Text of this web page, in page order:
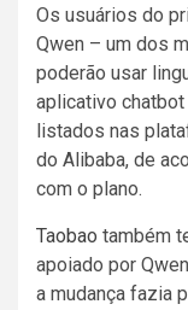
Os usuários do
Qwen – um dos
poderão usar
aplicativo
listados nas
do Alibaba, de
com o plano.
Taobao também
apoiado por
a mudança fazia